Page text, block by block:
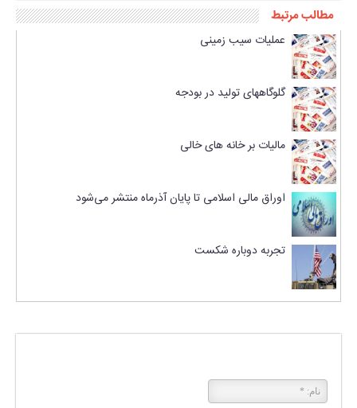
مطالب مرتبط
عملیات سیب زمینی
گلوگاههای تولید در بودجه
مالیات بر خانه های خالی
اوراق مالی اسلامی تا پایان آذرماه منتشر می‌شود
تجربه دوباره شکست